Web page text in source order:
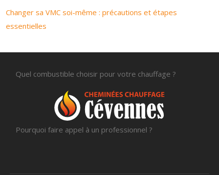
Changer sa VMC soi-même : précautions et étapes
essentielles
Quel combustible choisir pour votre chauffage ?
Pourquoi faire appel à un professionnel ?